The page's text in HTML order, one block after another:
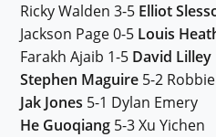
Ricky Walden 3-5 Elliot
Jackson Page 0-5 Louis
Farakh Ajaib 1-5 David Lilley
Stephen Maguire 5-2
Jak Jones 5-1 Dylan Emery
He Guoqiang 5-3 Xu Yichen